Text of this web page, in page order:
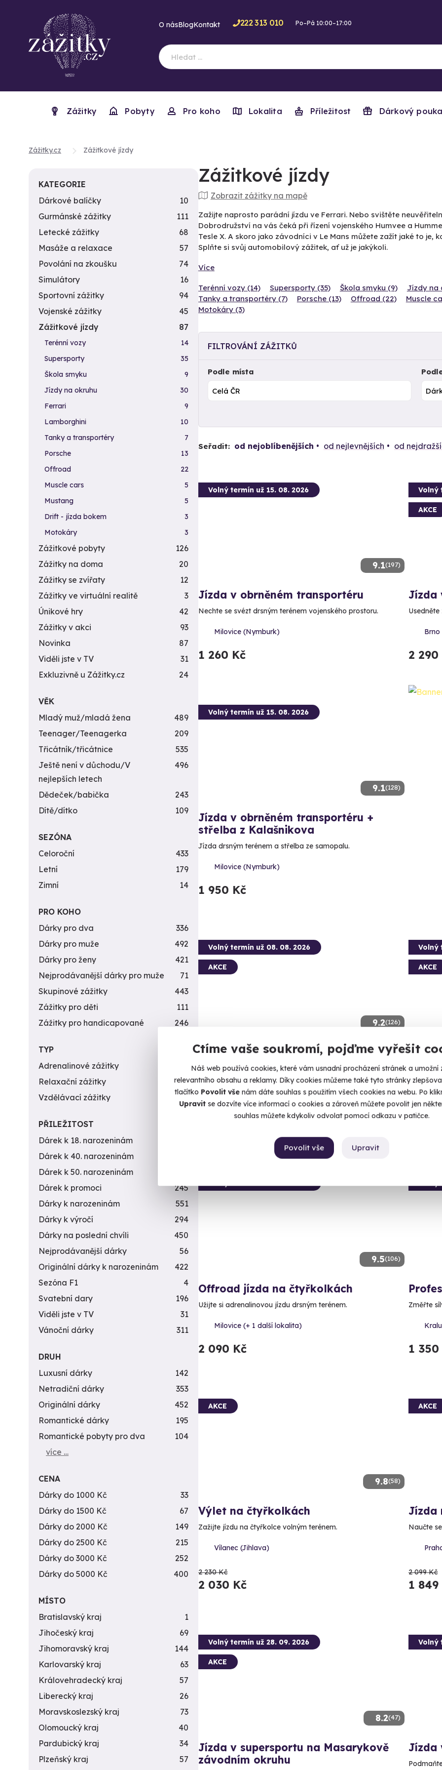
Ctíme vaše soukromí, pojďme vyřešit
Náš web používá cookies, které vám usnadní procházení stránek a umožní
relevantního obsahu a reklamy. Díky cookies můžeme také tyto stránky
tlačítko Povolit vše nám dáte souhlas s použitím všech cookies na webu. Po
Upravitse dozvíte více informací o cookies a zároveň můžete povolit jen
souhlas můžete kdykoliv odvolat pomocí odkazu v patičce.
Upravit
Povolit vše
O násBlogKontakt 222 313 010 Po–Pá 10:00–17:00
Zážitky Pobyty Pro koho Lokalita Příležitost Dárkový
Zážitky.cz Zážitkové jízdy
Zážitkové jízdy
Zobrazit zážitky na mapě
Zažijte naprosto parádní jízdu ve Ferrari. Nebo svištěte
Dobrodružství na vás čeká při řízení vojenského Humvee a
Tesle X. A skoro jako závodníci v Le Mans můžete zažít jaké to je,
Splňte si svůj automobilový zážitek, ať už je jakýkoli.
Více
Terénní vozy (14) Supersporty (35) Škola smyku (9) Jízdy na
Tanky a transportéry (7)
Porsche (13) Offroad (22) Muscle
Motokáry (3)
FILTROVÁNÍ ZÁŽITKŮ
Podle místa
Seřadit: od nejoblíbenějších od nejlevnějších od
9.1(197)
Volný termín už 15. 08. 2026
Jízda v obrněném transportéru
Nechte se svézt drsným terénem vojenského prostoru.
Milovice (Nymburk)
1 260 Kč
Volný
AKCE
Jízda
2 290
9.1(128)
Volný termín už 15. 08. 2026
Jízda v obrněném transportéru +
střelba z Kalašnikova
Jízda drsným terénem a střelba ze samopalu.
Milovice (Nymburk)
1 950 Kč
9.2(126)
Volný termín už 08. 08. 2026
AKCE
Jízda v Lamborghini Huracán
Řízení Lamborghini na silnici i dálnici.
Brno (+ 2 další lokality)
2 290 Kč
Volný
AKCE
Posaďte
Brno
1 990 Kč
9.5(106)
Offroad jízda na čtyřkolkách
Užijte si adrenalinovou jízdu drsným terénem.
Milovice (+ 1 další lokalita)
2 090 Kč
Změřte
1 350
9.8(58)
AKCE
Výlet na čtyřkolkách
Zažijte jízdu na čtyřkolce volným terénem.
Vílanec (Jihlava)
2 230 Kč
2 030 Kč
AKCE
Jízda
Naučte
2 099 Kč
1 849
8.2(47)
Volný termín už 28. 09. 2026
AKCE
Jízda v supersportu na Masarykově
závodním okruhu
Volný
Jízda
KATEGORIE
Dárkové balíčky
10
Gurmánské zážitky
111
Letecké zážitky
68
Masáže a relaxace
57
Povolání na zkoušku
74
Simulátory
16
Sportovní zážitky
94
Vojenské zážitky
45
Zážitkové jízdy
87
Terénní vozy
14
Supersporty
35
Škola smyku
9
Jízdy na okruhu
30
Ferrari
9
Lamborghini
10
Tanky a transportéry
7
Porsche
13
Offroad
22
Muscle cars
5
Mustang
5
Drift - jízda bokem
3
Motokáry
3
Zážitkové pobyty
126
Zážitky na doma
20
Zážitky se zvířaty
12
Zážitky ve virtuální realitě
3
Únikové hry
42
Zážitky v akci
93
Novinka
87
Viděli jste v TV
31
Exkluzivně u Zážitky.cz
24
VĚK
Mladý muž/mladá žena
489
Teenager/Teenagerka
209
Třicátník/třicátnice
535
Ještě není v důchodu/V
nejlepších letech
496
Dědeček/babička
243
Dítě/dítko
109
SEZÓNA
Celoroční
433
Letní
179
Zimní
14
PRO KOHO
Dárky pro dva
336
Dárky pro muže
492
Dárky pro ženy
421
Nejprodávanější dárky pro muže
71
Skupinové zážitky
443
Zážitky pro děti
111
Zážitky pro handicapované
246
TYP
Adrenalinové zážitky
Relaxační zážitky
162
Vzdělávací zážitky
151
PŘILEŽITOST
Dárek k 18. narozeninám
Dárek k 40. narozeninám
Dárek k 50. narozeninám
Dárek k promoci
245
Dárky k narozeninám
551
Dárky k výročí
294
Dárky na poslední chvíli
450
Nejprodávanější dárky
56
Originální dárky k narozeninám
422
Sezóna F1
4
Svatební dary
196
Viděli jste v TV
31
Vánoční dárky
311
DRUH
Luxusní dárky
142
Netradiční dárky
353
Originální dárky
452
Romantické dárky
195
Romantické pobyty pro dva
104
více …
CENA
Dárky do 1000 Kč
33
Dárky do 1500 Kč
67
Dárky do 2000 Kč
149
Dárky do 2500 Kč
215
Dárky do 3000 Kč
252
Dárky do 5000 Kč
400
MÍSTO
Bratislavský kraj
1
Jihočeský kraj
69
Jihomoravský kraj
144
Karlovarský kraj
63
Královehradecký kraj
57
Liberecký kraj
26
Moravskoslezský kraj
73
Olomoucký kraj
40
Pardubický kraj
34
Plzeňský kraj
57